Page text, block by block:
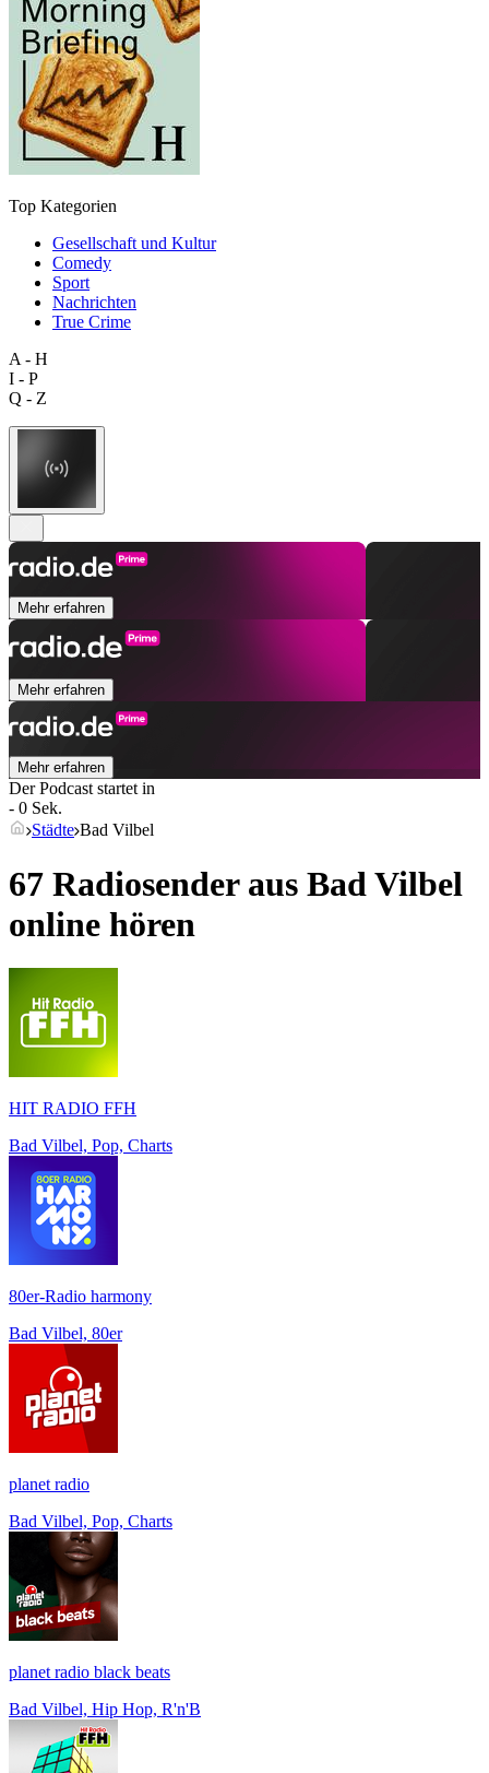
Top Kategorien
Gesellschaft und Kultur
Comedy
Sport
Nachrichten
True Crime
A - H
I - P
Q - Z
Mehr erfahren
Mehr erfahren
Mehr erfahren
Der Podcast startet in
- 0 Sek.
Städte Bad Vilbel
67 Radiosender aus Bad Vilbel
online hören
HIT RADIO FFH
Bad Vilbel, Pop, Charts
80er-Radio harmony
Bad Vilbel, 80er
planet radio
Bad Vilbel, Pop, Charts
planet radio black beats
Bad Vilbel, Hip Hop, R'n'B